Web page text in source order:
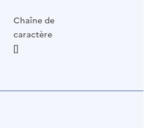
Chaîne de
caractère
[]